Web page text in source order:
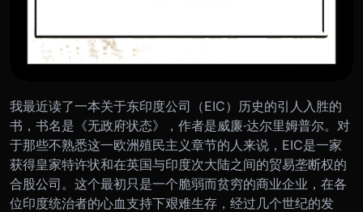
我最近读了一本关于东印度公司（EIC）历史的引人入胜的
书，书名是《无政府状态》，作者是威廉·达尔里姆普尔。对
于那些不熟悉这一欧洲殖民主义章节的人来说，EIC是一家
获得皇家特许状和在英国与印度次大陆之间的贸易垄断权的
合股公司。这个最初只是一个脆弱而贫穷的商业企业，在各
位印度统治者的心血支持下艰难生存，经过几个世纪的发